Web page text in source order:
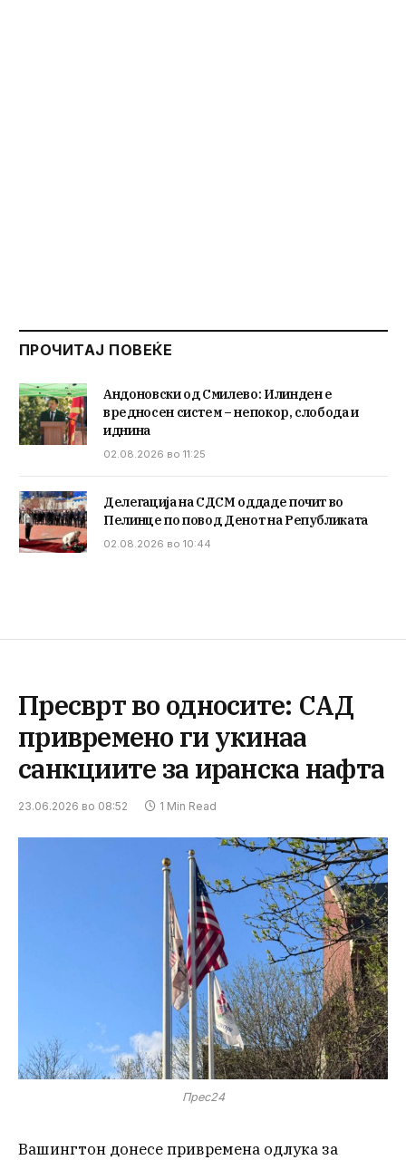
ПРОЧИТАЈ ПОВЕЌЕ
Андоновски од Смилево: Илинден е
вредносен систем – непокор, слобода и
иднина
02.08.2026 во 11:25
Делегација на СДСМ оддаде почит во
Пелинце по повод Денот на Републиката
02.08.2026 во 10:44
Пресврт во односите: САД
привремено ги укинаа
санкциите за иранска нафта
23.06.2026 во 08:52 1 Min Read
Прес24
Вашингтон донесе привремена одлука за